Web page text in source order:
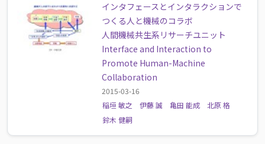
インタフェースとインタラクションで
つくる人と機械のコラボ
人間機械共生系リサーチユニット
Interface and Interaction to
Promote Human-Machine
Collaboration
2015-03-16
稲垣 敏之
伊藤 誠 亀田 能成
北原 格
鈴木 健嗣